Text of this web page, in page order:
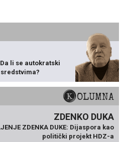
Da li se autokratski
KOLUMNA
ZDENKO DUKA
ZDENKA DUKE: Dijaspora kao
politički projekt HDZ-a